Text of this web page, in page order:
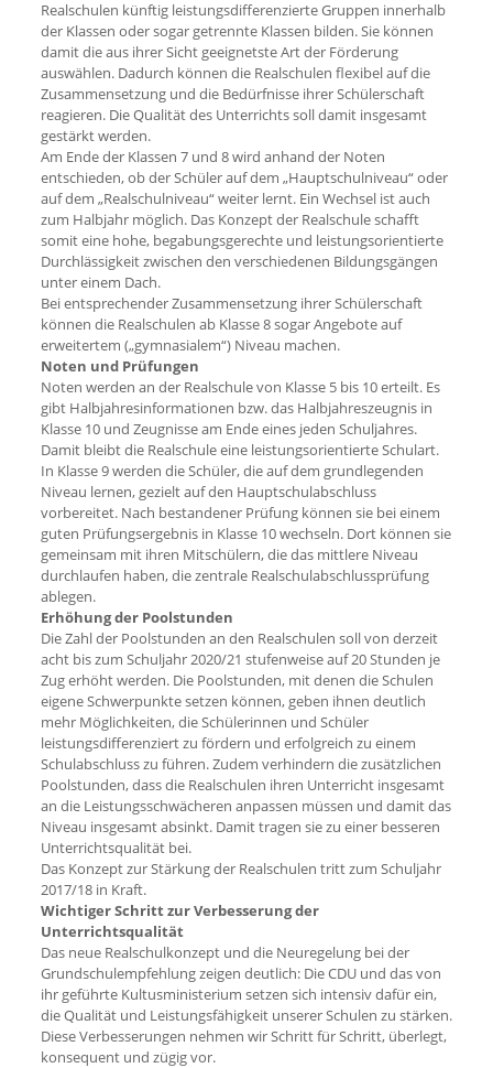
Realschulen künftig leistungsdifferenzierte Gruppen innerhalb
der Klassen oder sogar getrennte Klassen bilden. Sie können
damit die aus ihrer Sicht geeignetste Art der Förderung
auswählen. Dadurch können die Realschulen flexibel auf die
Zusammensetzung und die Bedürfnisse ihrer Schülerschaft
reagieren. Die Qualität des Unterrichts soll damit insgesamt
gestärkt werden.
Am Ende der Klassen 7 und 8 wird anhand der Noten
entschieden, ob der Schüler auf dem „Hauptschulniveau“ oder
auf dem „Realschulniveau“ weiter lernt. Ein Wechsel ist auch
zum Halbjahr möglich. Das Konzept der Realschule schafft
somit eine hohe, begabungsgerechte und leistungsorientierte
Durchlässigkeit zwischen den verschiedenen Bildungsgängen
unter einem Dach.
Bei entsprechender Zusammensetzung ihrer Schülerschaft
können die Realschulen ab Klasse 8 sogar Angebote auf
erweitertem („gymnasialem“) Niveau machen.
Noten und Prüfungen
Noten werden an der Realschule von Klasse 5 bis 10 erteilt. Es
gibt Halbjahresinformationen bzw. das Halbjahreszeugnis in
Klasse 10 und Zeugnisse am Ende eines jeden Schuljahres.
Damit bleibt die Realschule eine leistungsorientierte Schulart.
In Klasse 9 werden die Schüler, die auf dem grundlegenden
Niveau lernen, gezielt auf den Hauptschulabschluss
vorbereitet. Nach bestandener Prüfung können sie bei einem
guten Prüfungsergebnis in Klasse 10 wechseln. Dort können sie
gemeinsam mit ihren Mitschülern, die das mittlere Niveau
durchlaufen haben, die zentrale Realschulabschlussprüfung
ablegen.
Erhöhung der Poolstunden
Die Zahl der Poolstunden an den Realschulen soll von derzeit
acht bis zum Schuljahr 2020/21 stufenweise auf 20 Stunden je
Zug erhöht werden. Die Poolstunden, mit denen die Schulen
eigene Schwerpunkte setzen können, geben ihnen deutlich
mehr Möglichkeiten, die Schülerinnen und Schüler
leistungsdifferenziert zu fördern und erfolgreich zu einem
Schulabschluss zu führen. Zudem verhindern die zusätzlichen
Poolstunden, dass die Realschulen ihren Unterricht insgesamt
an die Leistungsschwächeren anpassen müssen und damit das
Niveau insgesamt absinkt. Damit tragen sie zu einer besseren
Unterrichtsqualität bei.
Das Konzept zur Stärkung der Realschulen tritt zum Schuljahr
2017/18 in Kraft.
Wichtiger Schritt zur Verbesserung der
Unterrichtsqualität
Das neue Realschulkonzept und die Neuregelung bei der
Grundschulempfehlung zeigen deutlich: Die CDU und das von
ihr geführte Kultusministerium setzen sich intensiv dafür ein,
die Qualität und Leistungsfähigkeit unserer Schulen zu stärken.
Diese Verbesserungen nehmen wir Schritt für Schritt, überlegt,
konsequent und zügig vor.